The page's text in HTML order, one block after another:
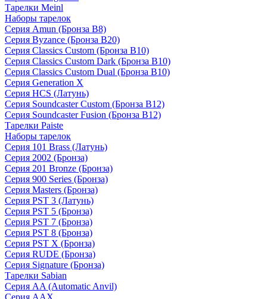
Тарелки Meinl
Наборы тарелок
Серия Amun (Бронза B8)
Серия Byzance (Бронза B20)
Серия Classics Custom (Бронза B10)
Серия Classics Custom Dark (Бронза B10)
Серия Classics Custom Dual (Бронза B10)
Серия Generation X
Серия HCS (Латунь)
Серия Soundcaster Custom (Бронза B12)
Серия Soundcaster Fusion (Бронза B12)
Тарелки Paiste
Наборы тарелок
Серия 101 Brass (Латунь)
Серия 2002 (Бронза)
Серия 201 Bronze (Бронза)
Серия 900 Series (Бронза)
Серия Masters (Бронза)
Серия PST 3 (Латунь)
Серия PST 5 (Бронза)
Серия PST 7 (Бронза)
Серия PST 8 (Бронза)
Серия PST X (Бронза)
Серия RUDE (Бронза)
Серия Signature (Бронза)
Тарелки Sabian
Серия AA (Automatic Anvil)
Серия AAX